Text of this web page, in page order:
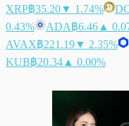
XRP฿35.20▼ 1.74%
0.43%
ADA฿6.46 ▲
AVAX฿221.19▼ 2.35%
KUB฿20.34 ▲ 0.00%